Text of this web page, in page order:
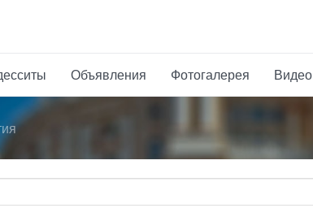
Объявления Фотогалерея Видео